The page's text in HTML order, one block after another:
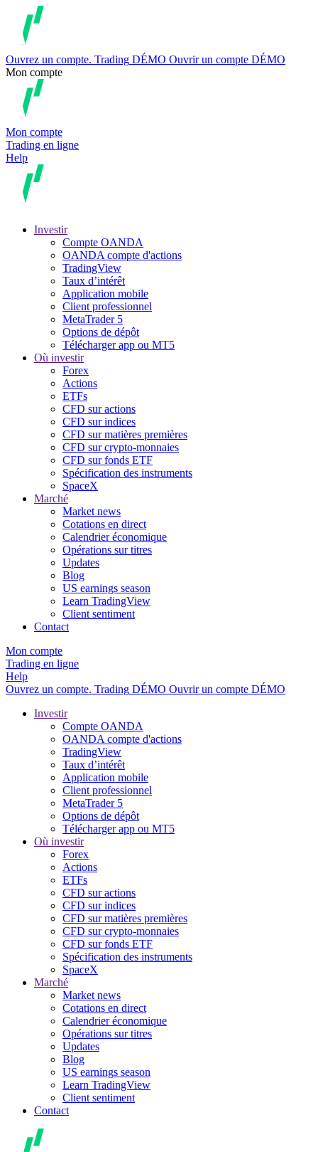
Ouvrez un compte. Trading DÉMO Ouvrir un compte DÉMO
Mon compte
Mon compte
Trading en ligne
Help
Investir
Compte OANDA
OANDA compte d'actions
TradingView
Taux d’intérêt
Application mobile
Client professionnel
MetaTrader 5
Options de dépôt
Télécharger app ou MT5
Où investir
Forex
Actions
ETFs
CFD sur actions
CFD sur indices
CFD sur matières premières
CFD sur crypto-monnaies
CFD sur fonds ETF
Spécification des instruments
SpaceX
Marché
Market news
Cotations en direct
Calendrier économique
Opérations sur titres
Updates
Blog
US earnings season
Learn TradingView
Client sentiment
Contact
Mon compte
Trading en ligne
Help
Ouvrez un compte. Trading DÉMO Ouvrir un compte DÉMO
Investir
Compte OANDA
OANDA compte d'actions
TradingView
Taux d’intérêt
Application mobile
Client professionnel
MetaTrader 5
Options de dépôt
Télécharger app ou MT5
Où investir
Forex
Actions
ETFs
CFD sur actions
CFD sur indices
CFD sur matières premières
CFD sur crypto-monnaies
CFD sur fonds ETF
Spécification des instruments
SpaceX
Marché
Market news
Cotations en direct
Calendrier économique
Opérations sur titres
Updates
Blog
US earnings season
Learn TradingView
Client sentiment
Contact